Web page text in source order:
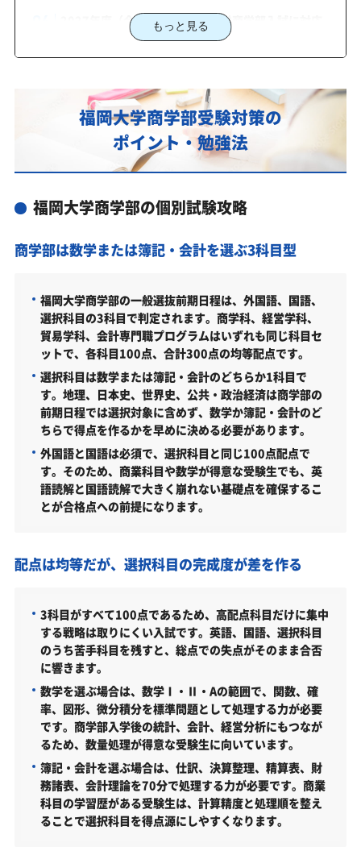
2027年度（令和9年度）福岡大学商学部入試に対応
した受験対策カリキュラム・学習計画を提供します
あなたにピッタリ合った「福岡大学商学部対策のオ
ーダーメイドカリキュラム」から得られる成果と
は？
カリキュラムや料金についてお気軽にご相談くださ
い
福岡大学商学部の総合型選抜入試対策も万全
福岡大学商学部の入試日程
福岡大学商学部の受験情報
福岡大学商学部の入試方式
総合型選抜（共通／2026年度）
学校推薦型選抜（A方式）（共通／2026年度）
系統別日程（共通／2026年度）
前期日程（共通／2026年度）
前期日程・共通テスト併用型（共通／2026年度）
福岡大学商学部はどんなところ？
学科・専攻（コース）の概要
難易度（前年度の入試結果に基づく指標）
取得できる資格・主な卒業後の進路
福岡大学商学部の所在地
福岡大学商学部の周辺地図
「福岡大学商学部に受かる気がしない」とやる気を
なくしている受験生へ
受験勉強を始めるのが遅くても福岡大学商学部に合
もっと見る
福岡大学商学部受験対策の
ポイント・勉強法
福岡大学商学部の個別試験攻略
商学部は数学または簿記・会計を選ぶ3科目型
福岡大学商学部の一般選抜前期日程は、外国語、国語、
選択科目の3科目で判定されます。商学科、経営学科、
貿易学科、会計専門職プログラムはいずれも同じ科目セ
ットで、各科目100点、合計300点の均等配点です。
選択科目は数学または簿記・会計のどちらか1科目で
す。地理、日本史、世界史、公共・政治経済は商学部の
前期日程では選択対象に含めず、数学か簿記・会計のど
ちらで得点を作るかを早めに決める必要があります。
外国語と国語は必須で、選択科目と同じ100点配点で
す。そのため、商業科目や数学が得意な受験生でも、英
語読解と国語読解で大きく崩れない基礎点を確保するこ
とが合格点への前提になります。
配点は均等だが、選択科目の完成度が差を作る
3科目がすべて100点であるため、高配点科目だけに集中
する戦略は取りにくい入試です。英語、国語、選択科目
のうち苦手科目を残すと、総点での失点がそのまま合否
に響きます。
数学を選ぶ場合は、数学Ⅰ・Ⅱ・Aの範囲で、関数、確
率、図形、微分積分を標準問題として処理する力が必要
です。商学部入学後の統計、会計、経営分析にもつなが
るため、数量処理が得意な受験生に向いています。
簿記・会計を選ぶ場合は、仕訳、決算整理、精算表、財
務諸表、会計理論を70分で処理する力が必要です。商業
科目の学習歴がある受験生は、計算精度と処理順を整え
ることで選択科目を得点源にしやすくなります。